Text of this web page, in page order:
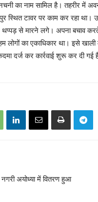
का नाम सामिल है। तहरीर में
स्थित टावर पर काम कर रहा
से मारने लगे। अपना बचाव
लोगों का एकाधिकार था। इसे
दर्ज कर कार्रवाई शुरू कर दी गई
नगरी अयोध्या में वितरण हुआ